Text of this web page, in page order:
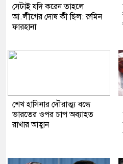
সেটাই যদি করেন তাহলে
আ.লীগের দোষ কী ছিল: রুমিন
ফারহানা
শেখ হাসিনার দৌরাত্ম্য বন্ধে
ভারতের ওপর চাপ অব্যাহত
রাখার আহ্বান